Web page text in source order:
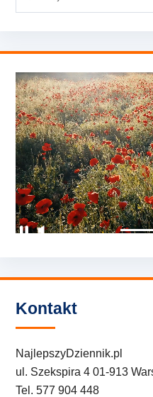
Kontakt
NajlepszyDziennik.pl
ul. Szekspira 4 01-913
Tel. 577 904 448